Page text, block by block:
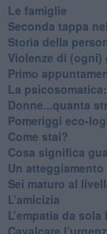
Le famiglie
Seconda tappa
​Storia della
Violenze di (ogni)
​Primo
La
Donne...quanta
​Pomeriggi eco-
​Come stai?
Cosa significa
​Un
​Sei maturo al
​L’amicizia
​L’empatia da sola
​Cavalcare